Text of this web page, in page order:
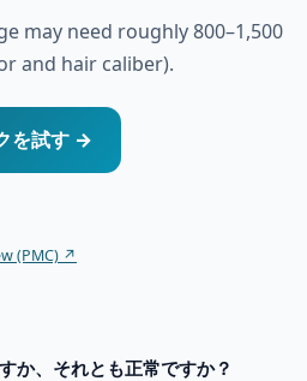
may need roughly 800–1,500
and hair caliber).
を試す →
(PMC) ↗
か、それとも正常ですか？